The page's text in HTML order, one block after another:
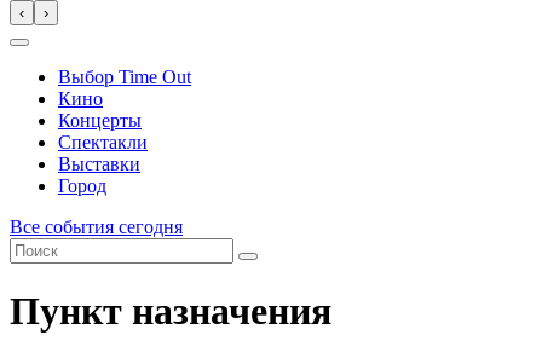
‹ ›
Выбор Time Out
Кино
Концерты
Спектакли
Выставки
Город
Все события сегодня
Пункт назначения